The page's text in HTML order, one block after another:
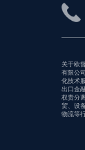
关于欧
有限公
化技术
出口金
权责分
贸、设
物流等